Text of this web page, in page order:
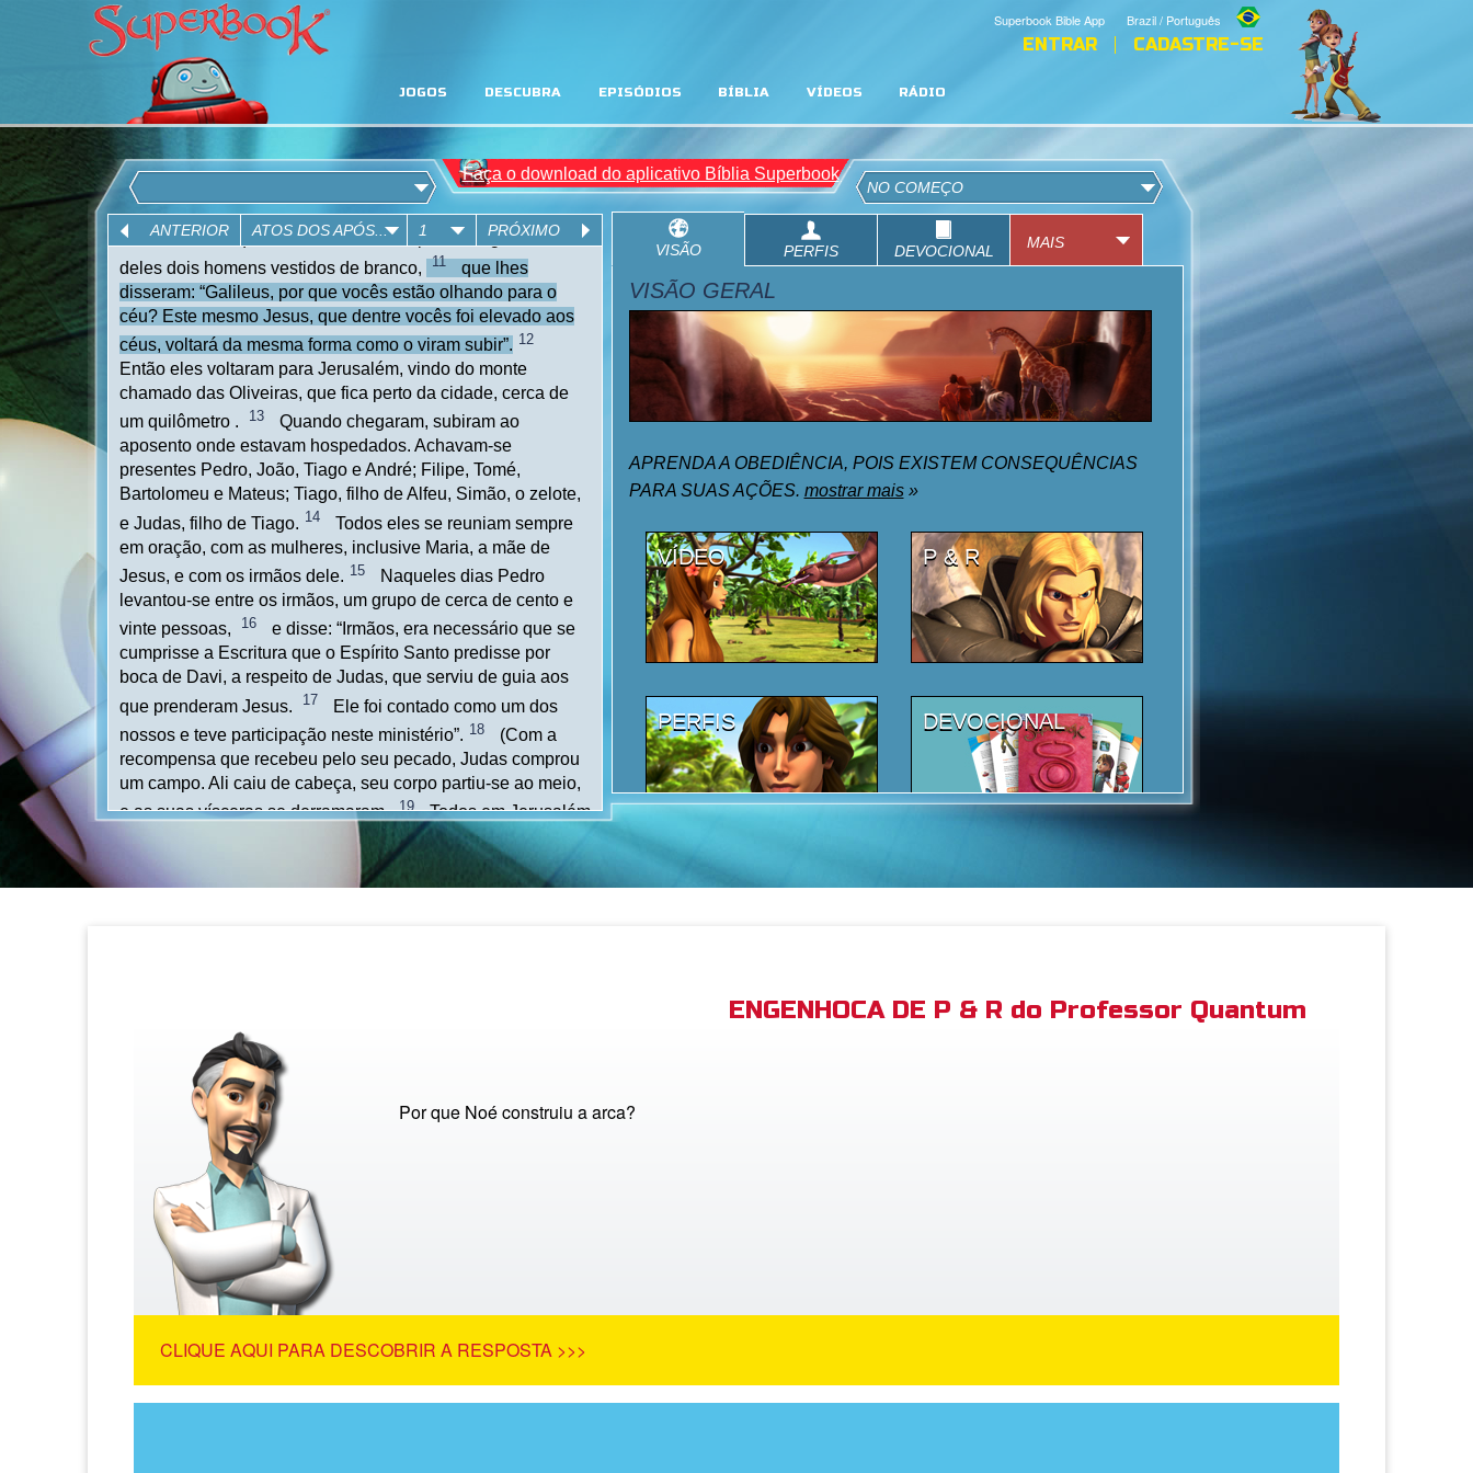
Brazil / Português
Superbook Bible App
ENTRAR CADASTRE-SE
JOGOS DESCUBRA EPISÓDIOS BÍBLIA VÍDEOS RÁDIO
ENGENHOCA DE P & R do Professor Quantum
Por que Noé construiu a arca?
CLIQUE AQUI PARA DESCOBRIR A RESPOSTA >>>